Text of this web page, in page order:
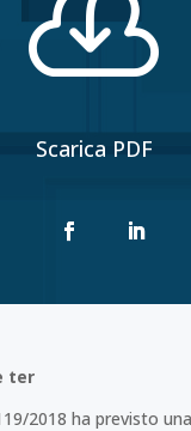

Scarica PDF
ter
2018 ha previsto